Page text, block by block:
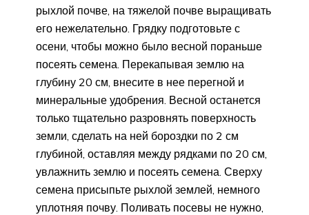
рыхлой почве, на тяжелой почве выращивать
его нежелательно. Грядку подготовьте с
осени, чтобы можно было весной пораньше
посеять семена. Перекапывая землю на
глубину 20 см, внесите в нее перегной и
минеральные удобрения. Весной останется
только тщательно разровнять поверхность
земли, сделать на ней бороздки по 2 см
глубиной, оставляя между рядками по 20 см,
увлажнить землю и посеять семена. Сверху
семена присыпьте рыхлой землей, немного
уплотняя почву. Поливать посевы не нужно,